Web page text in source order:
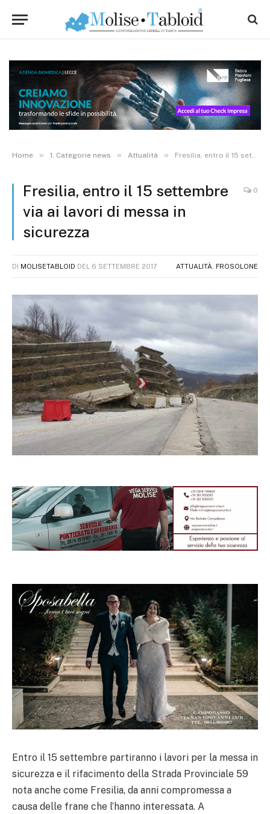
Home » 1. Categorie news » Attualità » Fresilia, entro il 15 settembre via ai lavori di messa in sicurezza
Fresilia, entro il 15 settembre
via ai lavori di messa in
sicurezza
0
DI MOLISETABLOID DEL 6 SETTEMBRE 2017 ATTUALITÀ FROSOLONE
Entro il 15 settembre partiranno i lavori per la messa in
sicurezza e il rifacimento della Strada Provinciale 59
nota anche come Fresilia, da anni compromessa a
causa delle frane che l’hanno interessata. A